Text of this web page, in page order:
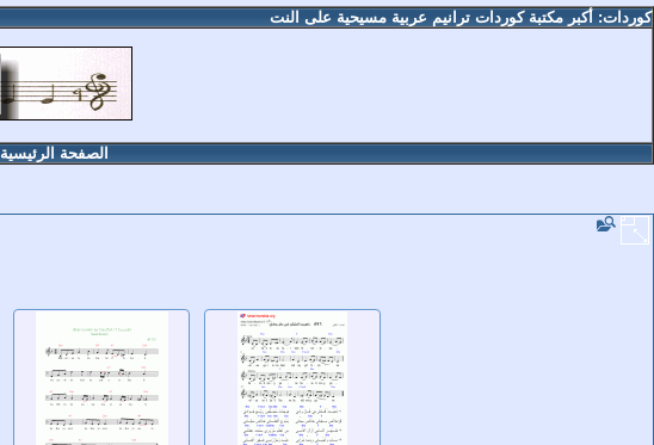
كوردات: أكبر مكتبة كوردات ترانيم عربية مسيحية على النت
الصفحة الرئيسية